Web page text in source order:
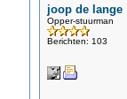
joop de lange
Opper-stuurman
Berichten: 103